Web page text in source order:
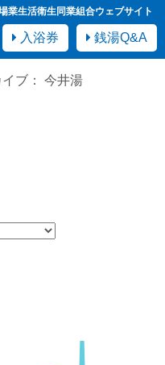
業生活衛生同業組合ウェブサイト
入浴券 銭湯Q&A
ブ： 今井湯